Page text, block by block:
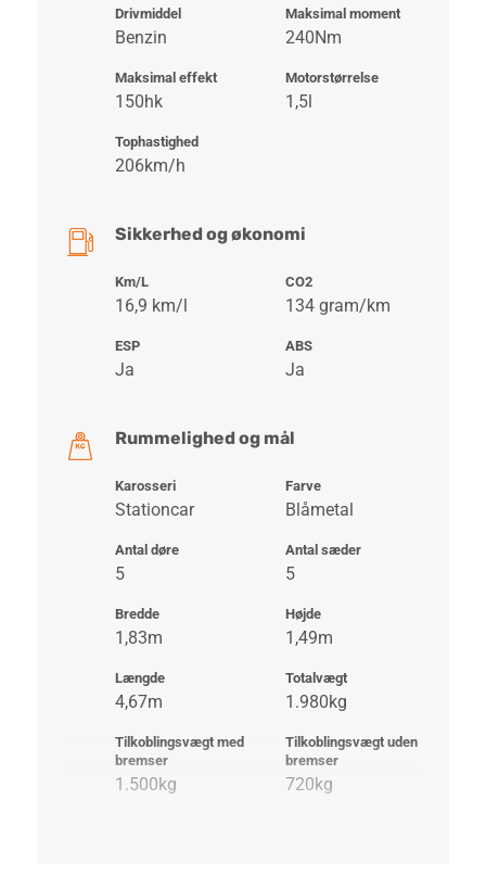
Drivmiddel
Benzin
Maksimal moment
240Nm
Maksimal effekt
150hk
Motorstørrelse
1,5l
Tophastighed
206km/h
Sikkerhed og økonomi
Km/L
16,9 km/l
CO2
134 gram/km
ESP
Ja
ABS
Ja
Rummelighed og mål
Karosseri
Stationcar
Farve
Blåmetal
Antal døre
5
Antal sæder
5
Bredde
1,83m
Højde
1,49m
Længde
4,67m
Totalvægt
1.980kg
Tilkoblingsvægt med
bremser
1.500kg
Tilkoblingsvægt uden
bremser
720kg